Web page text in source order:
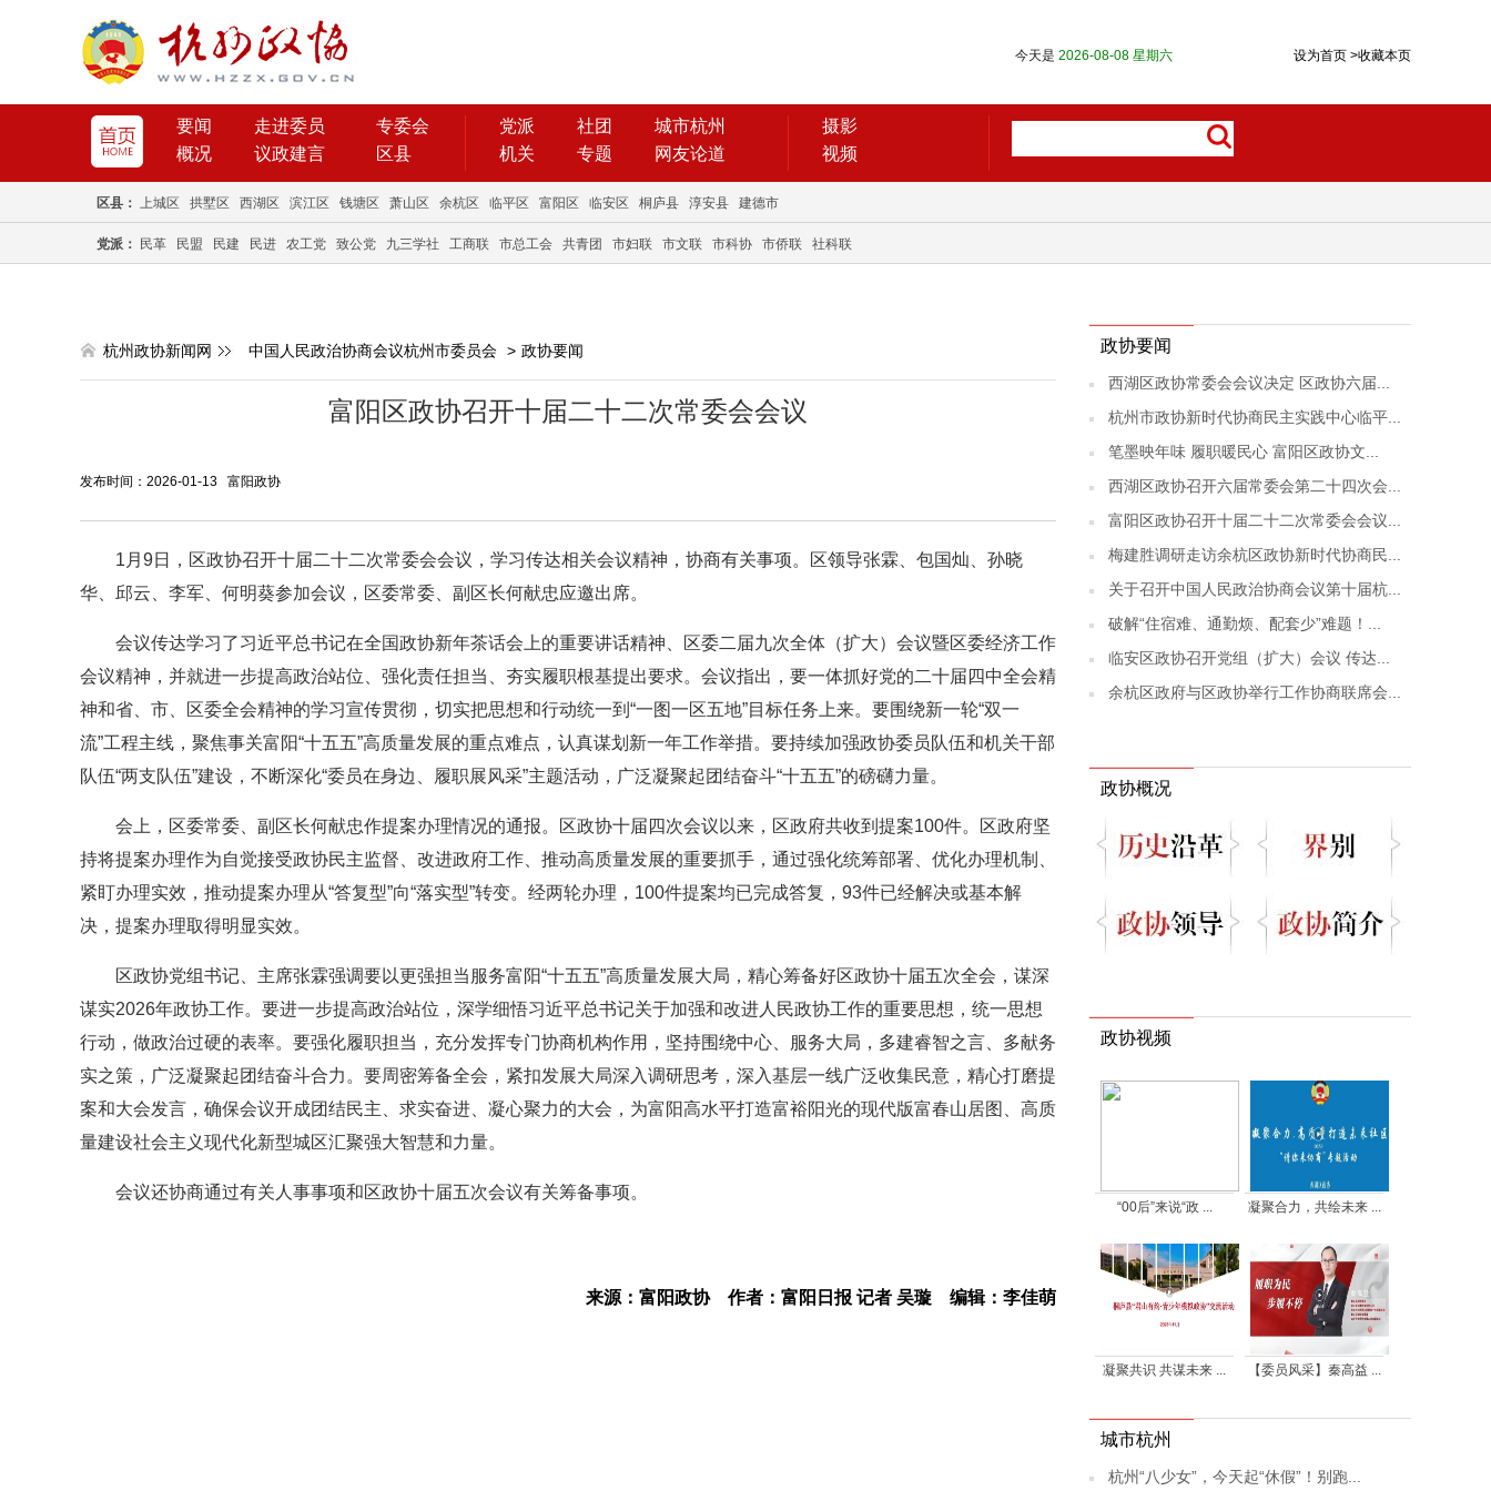
设为首页 >收藏本页
今天是 2026-08-08 星期六
要闻 走进委员
专委会
概况
议政建言 区县
党派 社团
城市杭州
机关
专题 网友论道
摄影
视频
区县： 上城区 拱墅区 西湖区 滨江区 钱塘区 萧山区 余杭区 临平区 富阳区 临安区 桐庐县 淳安县 建德市
党派： 民革 民盟 民建 民进 农工党 致公党 九三学社 工商联 市总工会 共青团 市妇联 市文联 市科协 市侨联 社科联
杭州政协新闻网 中国人民政治协商会议杭州市委员会 > 政协要闻
富阳区政协召开十届二十二次常委会会议
发布时间：2026-01-13 富阳政协
1月9日，区政协召开十届二十二次常委会会议，学习传达相关会议精神，协商有关事项。区领导张霖、包国灿、孙晓
华、邱云、李军、何明葵参加会议，区委常委、副区长何献忠应邀出席。
会议传达学习了习近平总书记在全国政协新年茶话会上的重要讲话精神、区委二届九次全体（扩大）会议暨区委经济工作
会议精神，并就进一步提高政治站位、强化责任担当、夯实履职根基提出要求。会议指出，要一体抓好党的二十届四中全会精
神和省、市、区委全会精神的学习宣传贯彻，切实把思想和行动统一到“一图一区五地”目标任务上来。要围绕新一轮“双一
流”工程主线，聚焦事关富阳“十五五”高质量发展的重点难点，认真谋划新一年工作举措。要持续加强政协委员队伍和机关干部
队伍“两支队伍”建设，不断深化“委员在身边、履职展风采”主题活动，广泛凝聚起团结奋斗“十五五”的磅礴力量。
会上，区委常委、副区长何献忠作提案办理情况的通报。区政协十届四次会议以来，区政府共收到提案100件。区政府坚
持将提案办理作为自觉接受政协民主监督、改进政府工作、推动高质量发展的重要抓手，通过强化统筹部署、优化办理机制、
紧盯办理实效，推动提案办理从“答复型”向“落实型”转变。经两轮办理，100件提案均已完成答复，93件已经解决或基本解
决，提案办理取得明显实效。
区政协党组书记、主席张霖强调要以更强担当服务富阳“十五五”高质量发展大局，精心筹备好区政协十届五次全会，谋深
谋实2026年政协工作。要进一步提高政治站位，深学细悟习近平总书记关于加强和改进人民政协工作的重要思想，统一思想
行动，做政治过硬的表率。要强化履职担当，充分发挥专门协商机构作用，坚持围绕中心、服务大局，多建睿智之言、多献务
实之策，广泛凝聚起团结奋斗合力。要周密筹备全会，紧扣发展大局深入调研思考，深入基层一线广泛收集民意，精心打磨提
案和大会发言，确保会议开成团结民主、求实奋进、凝心聚力的大会，为富阳高水平打造富裕阳光的现代版富春山居图、高质
量建设社会主义现代化新型城区汇聚强大智慧和力量。
会议还协商通过有关人事事项和区政协十届五次会议有关筹备事项。
来源：富阳政协 作者：富阳日报 记者 吴璇 编辑：李佳萌
政协要闻
西湖区政协常委会会议决定 区政协六届...
杭州市政协新时代协商民主实践中心临平...
笔墨映年味 履职暖民心 富阳区政协文...
西湖区政协召开六届常委会第二十四次会...
富阳区政协召开十届二十二次常委会会议...
梅建胜调研走访余杭区政协新时代协商民...
关于召开中国人民政治协商会议第十届杭...
破解“住宿难、通勤烦、配套少”难题！...
临安区政协召开党组（扩大）会议 传达...
余杭区政府与区政协举行工作协商联席会...
政协概况
政协视频
“00后”来说“政 ... 凝聚合力，共绘未来 ...
凝聚共识 共谋未来 ... 【委员风采】秦高益 ...
城市杭州
杭州“八少女”，今天起“休假”！别跑...